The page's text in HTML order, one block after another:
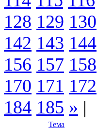
128 129 130
142 143 144
156 157 158
170 171 172
184 185 » |
Тема